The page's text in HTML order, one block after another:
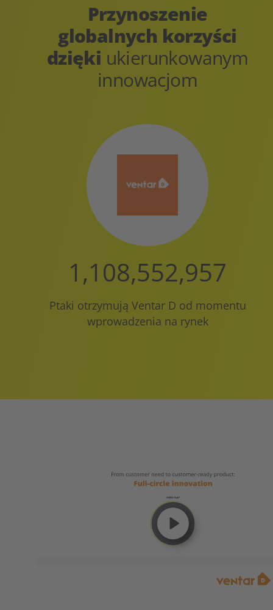
Przynoszenie
globalnych korzyści
dzięki ukierunkowanym
innowacjom
1,110,000,000
Ptaki otrzymują Ventar D od momentu
wprowadzenia na rynek